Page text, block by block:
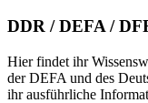
DDR / DEFA /
Hier findet ihr
der DEFA und des
ihr ausführliche